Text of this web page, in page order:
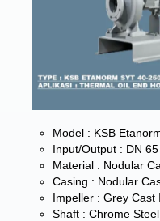
Model : KSB
Input/Output : DN
Material : Nodular
Casing : Nodular
Impeller : Grey Cast
Shaft : Chrome Steel